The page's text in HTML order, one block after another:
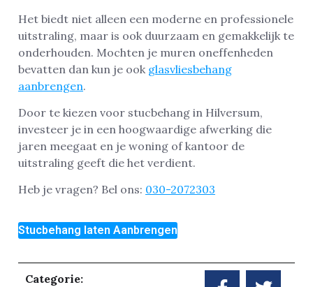
Het biedt niet alleen een moderne en professionele
uitstraling, maar is ook duurzaam en gemakkelijk te
onderhouden. Mochten je muren oneffenheden
bevatten dan kun je ook glasvliesbehang
aanbrengen.
Door te kiezen voor stucbehang in Hilversum,
investeer je in een hoogwaardige afwerking die
jaren meegaat en je woning of kantoor de
uitstraling geeft die het verdient.
Heb je vragen? Bel ons: 030-2072303
Stucbehang laten Aanbrengen
Categorie: